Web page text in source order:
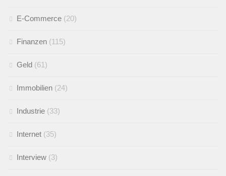
E-Commerce (20)
Finanzen (115)
Geld (61)
Immobilien (24)
Industrie (33)
Internet (35)
Interview (3)